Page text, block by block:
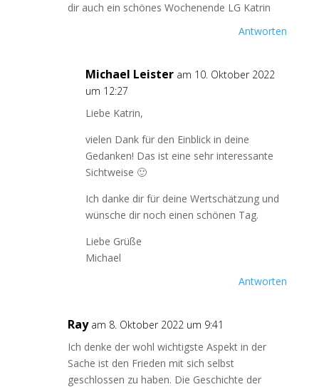
dir auch ein schönes Wochenende LG Katrin
Antworten
Michael Leister am 10. Oktober 2022
um 12:27
Liebe Katrin,
vielen Dank für den Einblick in deine
Gedanken! Das ist eine sehr interessante
Sichtweise 🙂
Ich danke dir für deine Wertschätzung und
wünsche dir noch einen schönen Tag.
Liebe Grüße
Michael
Antworten
Ray am 8. Oktober 2022 um 9:41
Ich denke der wohl wichtigste Aspekt in der
Sache ist den Frieden mit sich selbst
geschlossen zu haben. Die Geschichte der